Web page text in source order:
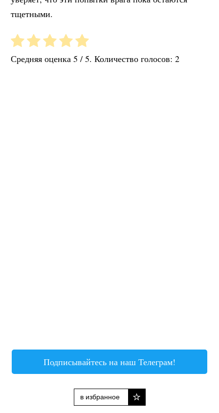
тщетными.
Средняя оценка5 / 5. Количество голосов:2
Подписывайтесь на наш Телеграм!
в избранное